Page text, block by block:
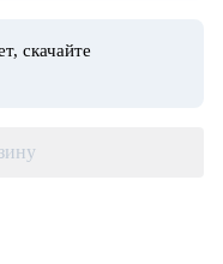
скачайте